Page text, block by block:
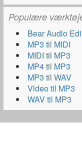
Populære
Bear Audio
MP3 til MIDI
MIDI til MP3
MP4 til MP3
MP3 til WAV
Video til MP3
WAV til MP3